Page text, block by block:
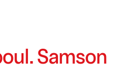
Samson